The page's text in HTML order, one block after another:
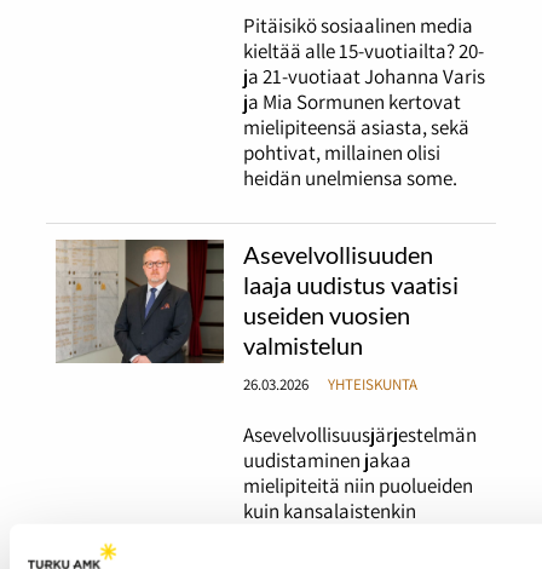
Pitäisikö sosiaalinen media
kieltää alle 15-vuotiailta? 20-
ja 21-vuotiaat Johanna Varis
ja Mia Sormunen kertovat
mielipiteensä asiasta, sekä
pohtivat, millainen olisi
heidän unelmiensa some.
Asevelvollisuuden
laaja uudistus vaatisi
useiden vuosien
valmistelun
26.03.2026 YHTEISKUNTA
Asevelvollisuusjärjestelmän
uudistaminen jakaa
mielipiteitä niin puolueiden
kuin kansalaistenkin